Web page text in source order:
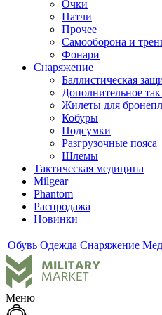
Очки
Патчи
Прочее
Самооборона и
Фонари
Снаряжение
Баллистическая
Дополнительное
Жилеты для
Кобуры
Подсумки
Разгрузочные пояса
Шлемы
Тактическая медицина
Milgear
Phantom
Распродажа
Новинки
Обувь Одежда Снаряжение
Меню